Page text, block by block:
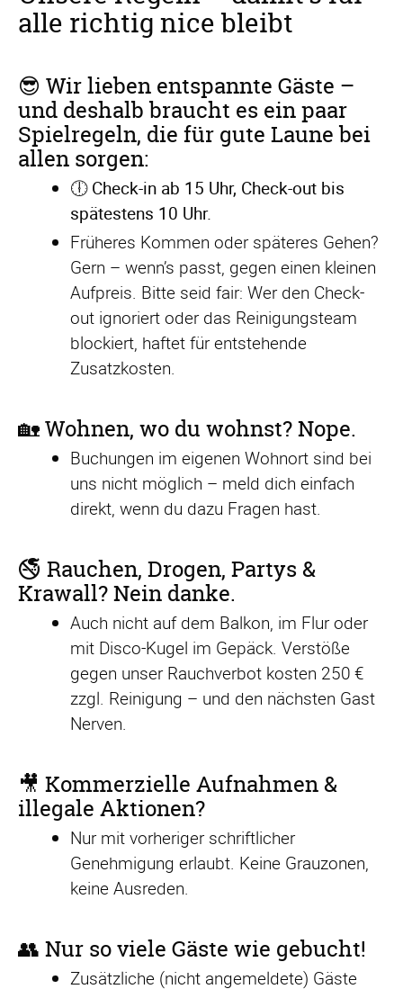
alle richtig nice bleibt
😎 Wir lieben entspannte Gäste –
und deshalb braucht es ein paar
Spielregeln, die für gute Laune bei
allen sorgen:
🕕 Check-in ab 15 Uhr, Check-out bis
spätestens 10 Uhr.
Früheres Kommen oder späteres Gehen?
Gern – wenn’s passt, gegen einen kleinen
Aufpreis. Bitte seid fair: Wer den Check-
out ignoriert oder das Reinigungsteam
blockiert, haftet für entstehende
Zusatzkosten.
🏡 Wohnen, wo du wohnst? Nope.
Buchungen im eigenen Wohnort sind bei
uns nicht möglich – meld dich einfach
direkt, wenn du dazu Fragen hast.
🚭 Rauchen, Drogen, Partys &
Krawall? Nein danke.
Auch nicht auf dem Balkon, im Flur oder
mit Disco-Kugel im Gepäck. Verstöße
gegen unser Rauchverbot kosten 250 €
zzgl. Reinigung – und den nächsten Gast
Nerven.
🎥 Kommerzielle Aufnahmen &
illegale Aktionen?
Nur mit vorheriger schriftlicher
Genehmigung erlaubt. Keine Grauzonen,
keine Ausreden.
👥 Nur so viele Gäste wie gebucht!
Zusätzliche (nicht angemeldete) Gäste